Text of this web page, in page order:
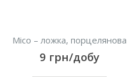
Місо – ложка, порцелянова
9 грн/добу